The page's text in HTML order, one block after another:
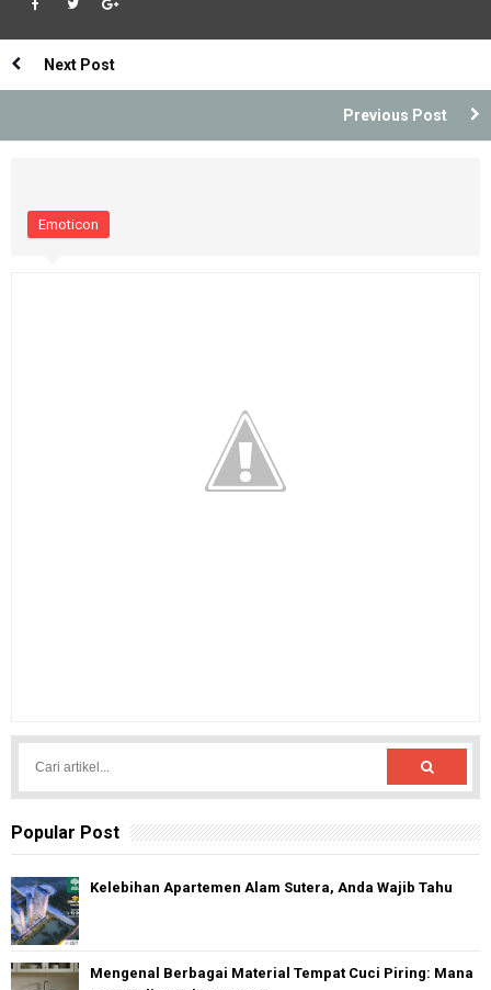
Next Post
Previous Post
Emoticon
Popular Post
Kelebihan Apartemen Alam Sutera, Anda Wajib Tahu
Mengenal Berbagai Material Tempat Cuci Piring: Mana